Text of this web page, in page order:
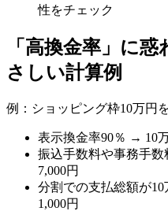
性をチェック
「高換金率」に
さしい計算例
例：ショッピング枠10万円
表示換金率90％ → 10
振込手数料や事務手
7,000円
分割での支払総額が
1,000円